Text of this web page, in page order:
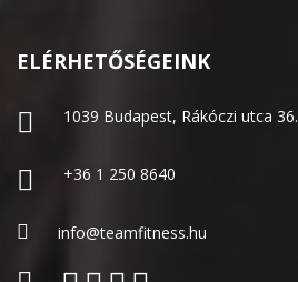
ELÉRHETŐSÉGEINK
1039 Budapest, Rákóczi utca 36.
+36 1 250 8640
info@teamfitness.hu